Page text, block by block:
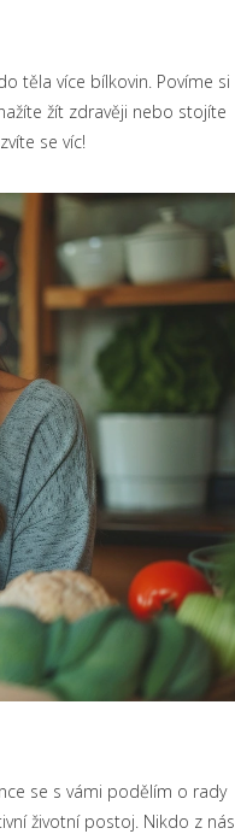
těla více bílkovin. Povíme si
žít zdravěji nebo stojíte
se víc!
se s vámi podělím o rady
životní postoj. Nikdo z nás